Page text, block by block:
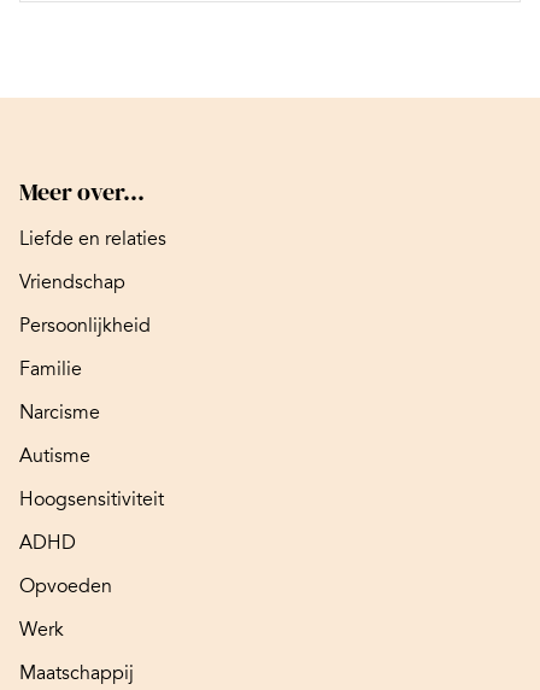
Meer over...
Liefde en relaties
Vriendschap
Persoonlijkheid
Familie
Narcisme
Autisme
Hoogsensitiviteit
ADHD
Opvoeden
Werk
Maatschappij